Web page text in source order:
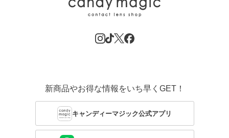
新商品やお得な情報をいち早くGET！
キャンディーマジック公式アプリ